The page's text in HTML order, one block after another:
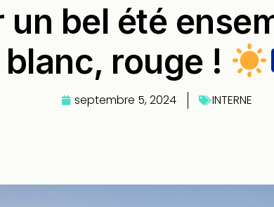
un bel été
blanc, rouge !
septembre 5, 2024 INTERNE